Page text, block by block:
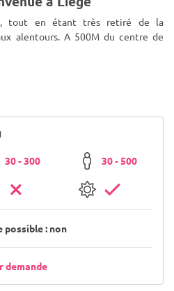
tout en étant très retiré de la
alentours. A 500M du centre de
30 - 300 30 - 500
possible : non
demande